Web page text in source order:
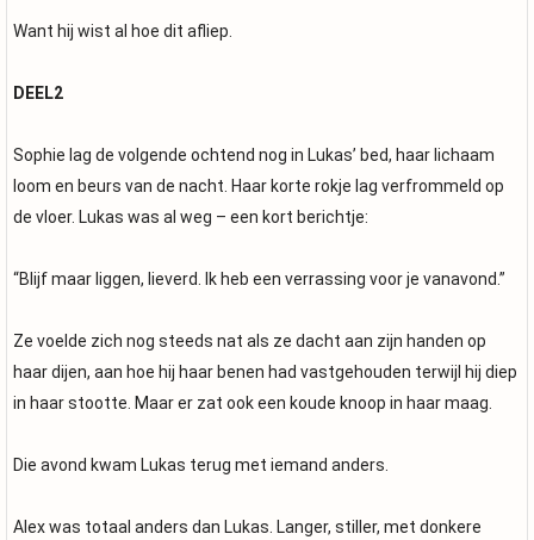
Want hij wist al hoe dit afliep.
DEEL2
Sophie lag de volgende ochtend nog in Lukas’ bed, haar lichaam
loom en beurs van de nacht. Haar korte rokje lag verfrommeld op
de vloer. Lukas was al weg – een kort berichtje:
“Blijf maar liggen, lieverd. Ik heb een verrassing voor je vanavond.”
Ze voelde zich nog steeds nat als ze dacht aan zijn handen op
haar dijen, aan hoe hij haar benen had vastgehouden terwijl hij diep
in haar stootte. Maar er zat ook een koude knoop in haar maag.
Die avond kwam Lukas terug met iemand anders.
Alex was totaal anders dan Lukas. Langer, stiller, met donkere